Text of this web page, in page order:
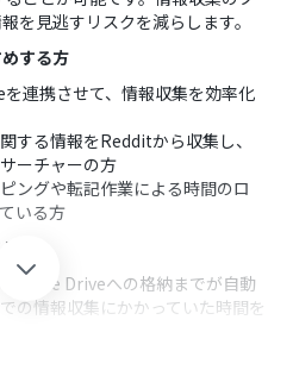
を見逃すリスクを減らします。
する方
連携させて、情報収集を効率化
する情報をRedditから収集し、
ーチャーの方
ングや転記作業による時間のロ
いる方
ット
Driveへの格納までが自動
の情報収集にかかっていた時間を